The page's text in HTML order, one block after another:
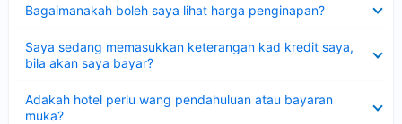
Bagaimanakah boleh saya lihat harga penginapan?
Saya sedang memasukkan keterangan kad kredit saya,
bila akan saya bayar?
Adakah hotel perlu wang pendahuluan atau bayaran
muka?